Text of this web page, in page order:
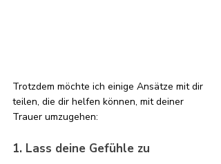
Trotzdem möchte ich einige Ansätze mit dir
teilen, die dir helfen können, mit deiner
Trauer umzugehen:
1. Lass deine Gefühle zu